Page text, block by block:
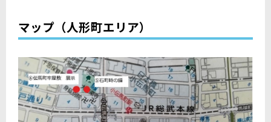
マップ（人形町エリア）